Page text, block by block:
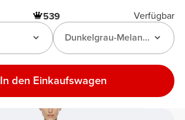
539
Verfügbar
Dunkelgrau-Melange
In den Einkaufswagen